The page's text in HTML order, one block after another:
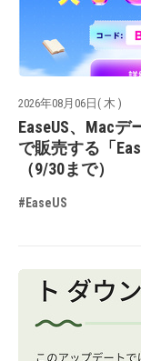
2026年08月06日( 木 )
EaseUS、Mac
で販売する「
（9/30まで）
#EaseUS